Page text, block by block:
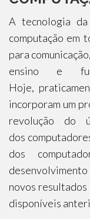
A tecnologia
computação em
para
ensino e
Hoje,
incorporam um
revolução do
dos
dos
novos
disponíveis